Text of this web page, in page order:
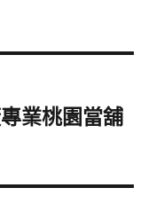
業桃園當舖